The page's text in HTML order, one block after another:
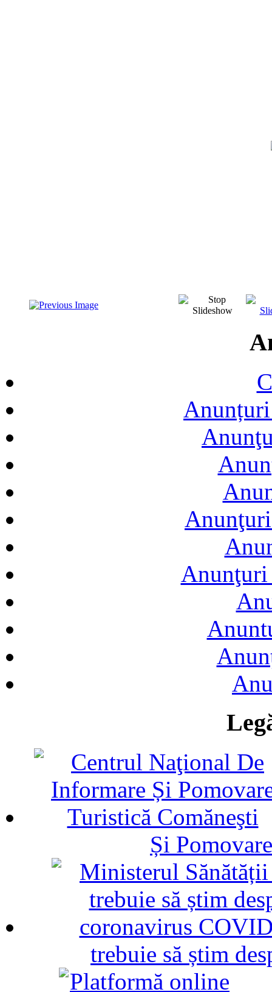
Și
trebuie să știm